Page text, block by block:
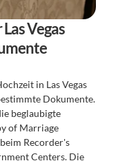
Vegas
in Las Vegas
Dokumente.
beglaubigte
of Marriage
Recorder's